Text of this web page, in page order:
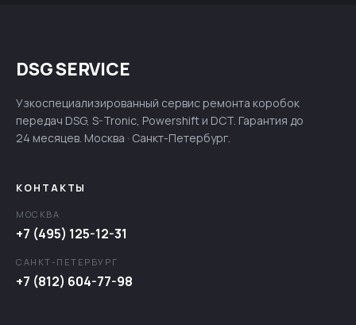
DSG SERVICE
Узкоспециализированный сервис ремонта коробок
передач DSG, S-Tronic, Powershift и DCT. Гарантия до
24 месяцев. Москва · Санкт-Петербург.
КОНТАКТЫ
МОСКВА
+7 (495) 125-12-31
САНКТ-ПЕТЕРБУРГ
+7 (812) 604-77-98